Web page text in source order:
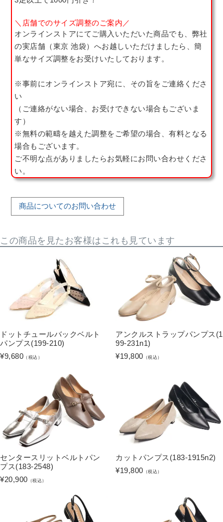
＼店舗でのサイズ調整のご案内／
オンラインストアにてご購入いただいた商品でも、弊社
の実店舗（東京 池袋）へお越しいただけましたら、簡
単なサイズ調整をお受けいたしております。
※事前にオンラインストア宛に、その旨をご連絡くださ
い
（ご連絡がない場合、お受けできない場合もございま
す）
※無料の範疇を越えた調整をご希望の場合、有料となる
場合もございます。
ご不明な点がありましたらお気軽にお問い合わせくださ
い。
商品についてのお問い合わせ
この商品を見たお客様はこれも見ています
ドットチュールバックベルト
パンプス(199-210)
¥9,680 （税込）
アンクルストラップパンプス(1
99-231n1)
¥19,800 （税込）
センタースリットベルトパン
プス(183-2548)
¥20,900 （税込）
カットパンプス(183-1915n2)
¥19,800 （税込）